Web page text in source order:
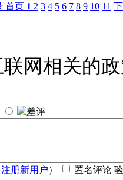
首页 1 2 3 4 5 6 7 8 9 10 11
网相关的
差评
注册新用户） 匿名评论